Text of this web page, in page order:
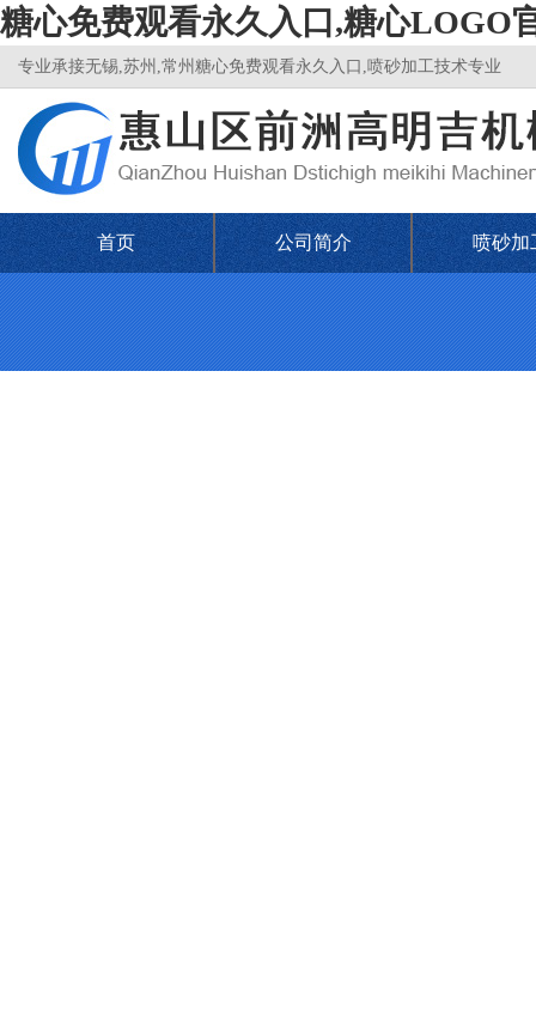
糖心免费观看永久入口,糖心LOGO
专业承接无锡,苏州,常州糖心免费观看永久入口,喷砂加工技术专业
首页 公司简介 喷砂加